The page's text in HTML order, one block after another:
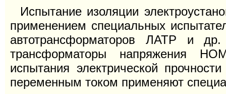
Испытание изоляции
применением специальных
автотрансформаторов ЛАТР и
трансформаторы напряжения
испытания электрической
переменным током применяют